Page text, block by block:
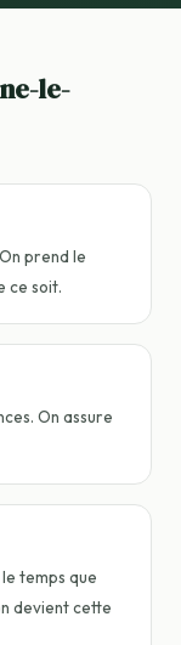
le-
prend le
ce soit.
On assure
temps que
devient cette